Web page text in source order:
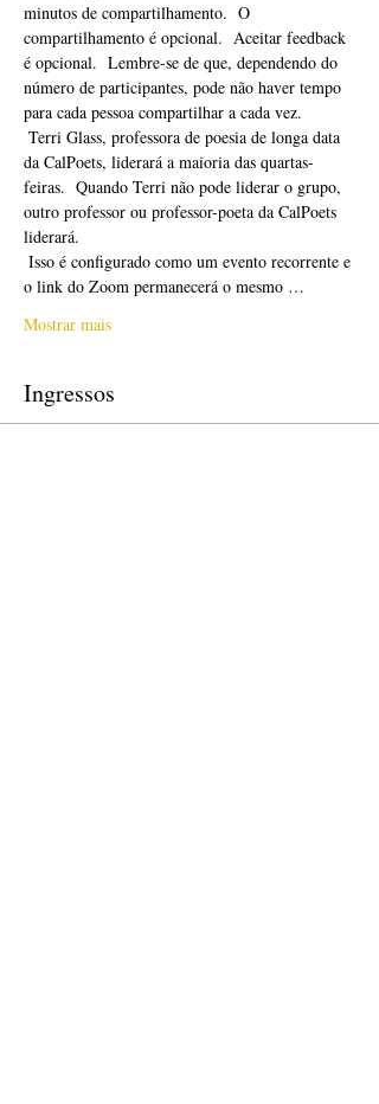
minutos de compartilhamento.  O
compartilhamento é opcional.  Aceitar feedback
é opcional.  Lembre-se de que, dependendo do
número de participantes, pode não haver tempo
para cada pessoa compartilhar a cada vez.
da CalPoets, liderará a maioria das quartas-
feiras.  Quando Terri não pode liderar o grupo,
outro professor ou professor-poeta da CalPoets
liderará.
o link do Zoom permanecerá o mesmo …
Mostrar mais
Ingressos